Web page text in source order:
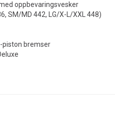
oppbevaringsvesker
SM/MD 442, LG/X-L/XXL 448)
piston bremser